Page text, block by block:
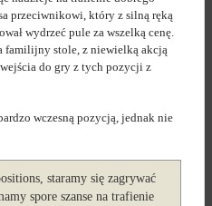
przeciwnikowi, który z silną ręką
wydrzeć pule za wszelką cenę.
familijny stole, z niewielką akcją
do gry z tych pozycji z
wczesną pozycją, jednak nie
staramy się zagrywać
spore szanse na trafienie